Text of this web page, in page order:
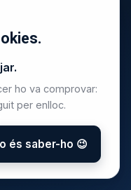
ho va comprovar:
per enlloc.
és saber-ho 😉